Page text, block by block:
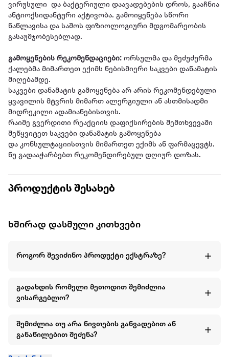
ვირუსული და ბაქტერიული დაავადებების დროს, გააჩნია
ანტიოქსიდანტური აქტივობა. გამოიყენება სწორი
ნაწლავისა და საშოს ფიზიოლოგიური მდგომარეობის
გასაუმჯობესებლად.
გამოყენების რეკომენდაციები: ორსულმა და მეძუძურმა
ქალებმა მიმართეთ ექიმს ნებისმიერი საკვები დანამატის
მიღებამდე.
საკვები დანამატის გამოყენება არ არის რეკომენდებული
ყვავილის მტვრის მიმართ ალერგიული ან ასთმისადმი
მიდრეკილი ადამიანებისთვის.
რაიმე გვერდითი რეაქციის დაფიქსირების შემთხვევაში
შეწყვიტეთ საკვები დანამატის გამოყენება
და კონსულტაციისთვის მიმართეთ ექიმს ან ფარმაცევტს.
ნუ გადააჭარბებთ რეკომენდირებულ დღიურ დოზას.
პროდუქტის შესახებ
ხშირად დასმული კითხვები
როგორ შევიძინო პროდუქტი ექსტრაზე?
გადახდის რომელი მეთოდით შემიძლია
ვისარგებლო?
შემიძლია თუ არა ნივთების განვადებით ან
განაწილებით შეძენა?